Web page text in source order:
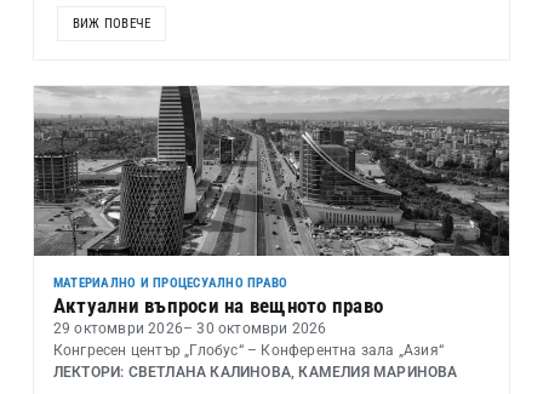
ВИЖ ПОВЕЧЕ
МАТЕРИАЛНО И ПРОЦЕСУАЛНО ПРАВО
Актуални въпроси на вещното право
29 октомври 2026– 30 октомври 2026
Конгресен център „Глобус“ – Конферентна зала „Азия“
ЛЕКТОРИ: СВЕТЛАНА КАЛИНОВА, КАМЕЛИЯ МАРИНОВА